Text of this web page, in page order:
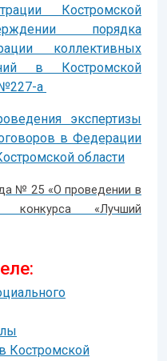
Костромской
порядка
коллективных
в Костромской
а
экспертизы
в Федерации
области
№ 25 «О проведении в
«Лучший
Костромской